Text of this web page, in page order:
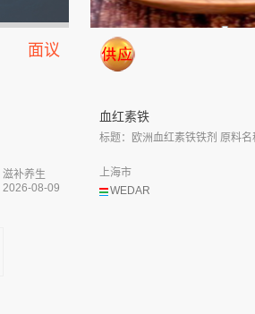
面议
滋补养生
2026-08-09
血红素铁
标题：欧洲血红素铁铁剂 原料名
WEDAR
上海市